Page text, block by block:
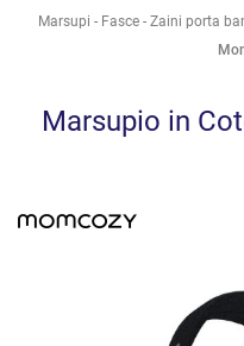
Marsupi - Fasce - Zaini porta
Marsupio in